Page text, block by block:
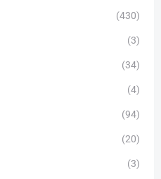
(430)
(3)
(34)
(4)
(94)
(20)
(3)